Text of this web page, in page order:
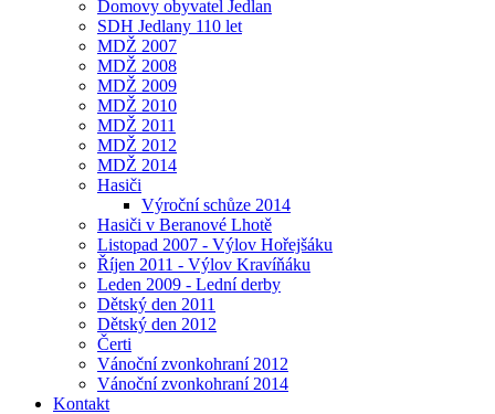
Domovy obyvatel Jedlan
SDH Jedlany 110 let
MDŽ 2007
MDŽ 2008
MDŽ 2009
MDŽ 2010
MDŽ 2011
MDŽ 2012
MDŽ 2014
Hasiči
Výroční schůze 2014
Hasiči v Beranové Lhotě
Listopad 2007 - Výlov Hořejšáku
Říjen 2011 - Výlov Kravíňáku
Leden 2009 - Lední derby
Dětský den 2011
Dětský den 2012
Čerti
Vánoční zvonkohraní 2012
Vánoční zvonkohraní 2014
Kontakt